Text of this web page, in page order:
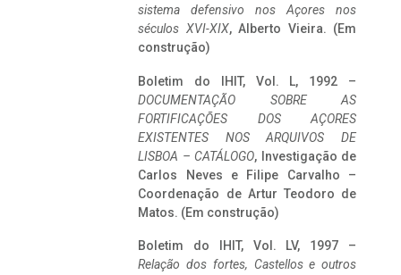
sistema defensivo nos Açores nos
séculos XVI-XIX, Alberto Vieira. (Em
construção)
Boletim do IHIT, Vol. L, 1992 –
DOCUMENTAÇÃO SOBRE AS
FORTIFICAÇÕES DOS AÇORES
EXISTENTES NOS ARQUIVOS DE
LISBOA – CATÁLOGO, Investigação de
Carlos Neves e Filipe Carvalho –
Coordenação de Artur Teodoro de
Matos. (Em construção)
Boletim do IHIT, Vol. LV, 1997 –
Relação dos fortes, Castellos e outros